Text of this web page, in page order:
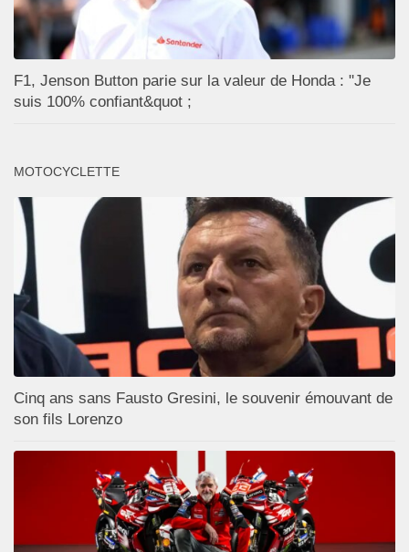
F1, Jenson Button parie sur la valeur de Honda : "Je
suis 100% confiant&quot ;
MOTOCYCLETTE
Cinq ans sans Fausto Gresini, le souvenir émouvant de
son fils Lorenzo